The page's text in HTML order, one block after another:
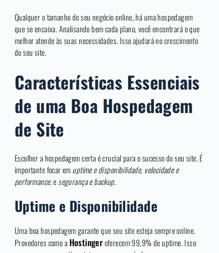
Qualquer o tamanho do seu negócio online, há uma hospedagem
que se encaixa. Analisando bem cada plano, você encontrará o que
melhor atende às suas necessidades. Isso ajudará no crescimento
do seu site.
Características Essenciais
de uma Boa Hospedagem
de Site
Escolher a hospedagem certa é crucial para o sucesso do seu site. É
importante focar em uptime e disponibilidade, velocidade e
performance, e segurança e backup.
Uptime e Disponibilidade
Uma boa hospedagem garante que seu site esteja sempre online.
Provedores como a Hostingeroferecem 99,9% de uptime. Isso